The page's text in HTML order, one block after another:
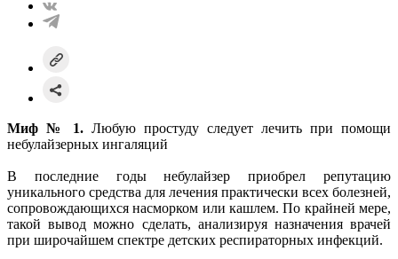
Миф № 1. Любую простуду следует лечить при помощи
небулайзерных ингаляций
В последние годы небулайзер приобрел репутацию
уникального средства для лечения практически всех болезней,
сопровождающихся насморком или кашлем. По крайней мере,
такой вывод можно сделать, анализируя назначения врачей
при широчайшем спектре детских респираторных инфекций.